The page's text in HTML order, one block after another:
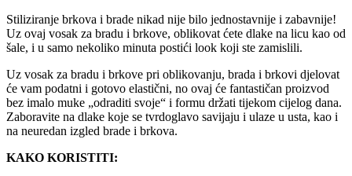
Stiliziranje brkova i brade nikad nije bilo jednostavnije i zabavnije!
Uz ovaj vosak za bradu i brkove, oblikovat ćete dlake na licu kao od
šale, i u samo nekoliko minuta postići look koji ste zamislili.
Uz vosak za bradu i brkove pri oblikovanju, brada i brkovi djelovat
će vam podatni i gotovo elastični, no ovaj će fantastičan proizvod
bez imalo muke „odraditi svoje“ i formu držati tijekom cijelog dana.
Zaboravite na dlake koje se tvrdoglavo savijaju i ulaze u usta, kao i
na neuredan izgled brade i brkova.
KAKO KORISTITI: